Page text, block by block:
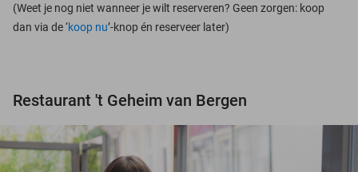
(Weet je nog niet wanneer je wilt reserveren? Geen zorgen: koop
dan via de ‘koop nu’-knop én reserveer later)
Restaurant 't Geheim van Bergen